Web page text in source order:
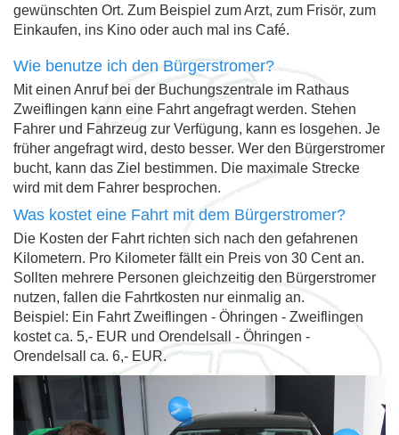
gewünschten Ort. Zum Beispiel zum Arzt, zum Frisör, zum
Einkaufen, ins Kino oder auch mal ins Café.
Wie benutze ich den Bürgerstromer?
Mit einen Anruf bei der Buchungszentrale im Rathaus
Zweiflingen kann eine Fahrt angefragt werden. Stehen
Fahrer und Fahrzeug zur Verfügung, kann es losgehen. Je
früher angefragt wird, desto besser. Wer den Bürgerstromer
bucht, kann das Ziel bestimmen. Die maximale Strecke
wird mit dem Fahrer besprochen.
Was kostet eine Fahrt mit dem Bürgerstromer?
Die Kosten der Fahrt richten sich nach den gefahrenen
Kilometern. Pro Kilometer fällt ein Preis von 30 Cent an.
Sollten mehrere Personen gleichzeitig den Bürgerstromer
nutzen, fallen die Fahrtkosten nur einmalig an.
Beispiel: Ein Fahrt Zweiflingen - Öhringen - Zweiflingen
kostet ca. 5,- EUR und Orendelsall - Öhringen -
Orendelsall ca. 6,- EUR.